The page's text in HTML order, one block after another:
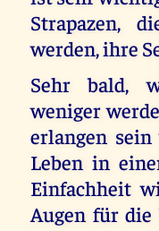
Strapazen,
werden, ihre
Sehr bald,
weniger
erlangen sein
Leben in
Einfachheit
Augen für